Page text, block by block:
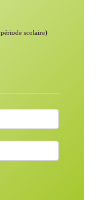
scolaire)